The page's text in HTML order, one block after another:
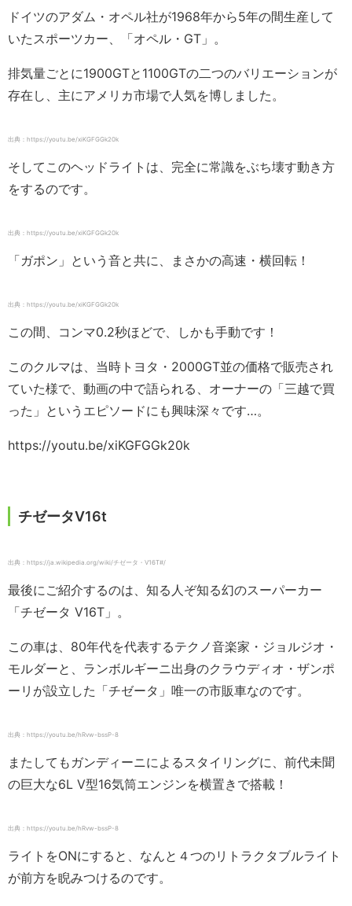
ドイツのアダム・オペル社が1968年から5年の間生産して
いたスポーツカー、「オペル・GT」。
排気量ごとに1900GTと1100GTの二つのバリエーションが
存在し、主にアメリカ市場で人気を博しました。
出典：https://youtu.be/xiKGFGGk20k
そしてこのヘッドライトは、完全に常識をぶち壊す動き方
をするのです。
出典：https://youtu.be/xiKGFGGk20k
「ガポン」という音と共に、まさかの高速・横回転！
出典：https://youtu.be/xiKGFGGk20k
この間、コンマ0.2秒ほどで、しかも手動です！
このクルマは、当時トヨタ・2000GT並の価格で販売され
ていた様で、動画の中で語られる、オーナーの「三越で買
った」というエピソードにも興味深々です…。
https://youtu.be/xiKGFGGk20k
チゼータV16t
出典：https://ja.wikipedia.org/wiki/チゼータ・V16T#/
最後にご紹介するのは、知る人ぞ知る幻のスーパーカー
「チゼータ V16T」。
この車は、80年代を代表するテクノ音楽家・ジョルジオ・
モルダーと、ランボルギーニ出身のクラウディオ・ザンポ
ーリが設立した「チゼータ」唯一の市販車なのです。
出典：https://youtu.be/hRvw-bssP-8
またしてもガンディーニによるスタイリングに、前代未聞
の巨大な6L V型16気筒エンジンを横置きで搭載！
出典：https://youtu.be/hRvw-bssP-8
ライトをONにすると、なんと４つのリトラクタブルライト
が前方を睨みつけるのです。